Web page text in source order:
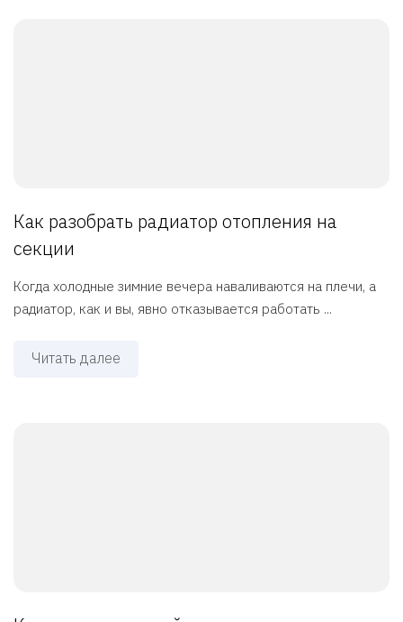
Как разобрать радиатор отопления на
секции
Когда холодные зимние вечера наваливаются на плечи, а
радиатор, как и вы, явно отказывается работать ...
Читать далее